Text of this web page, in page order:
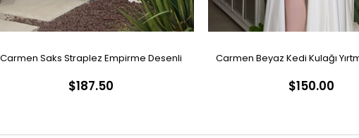
Carmen Saks Straplez Empirme Desenli
Abiye Elbise
$187.50
Carmen Beyaz Kedi Kulağı
Nikah Elbisesi
$150.00